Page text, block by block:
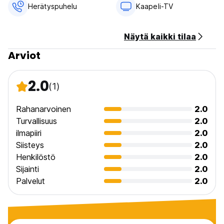
Herätyspuhelu Kaapeli-TV
Näytä kaikki tilaa
Arviot
2.0(1)
Rahanarvoinen
2.0
Turvallisuus
2.0
ilmapiiri
2.0
Siisteys
2.0
Henkilöstö
2.0
Sijainti
2.0
Palvelut
2.0